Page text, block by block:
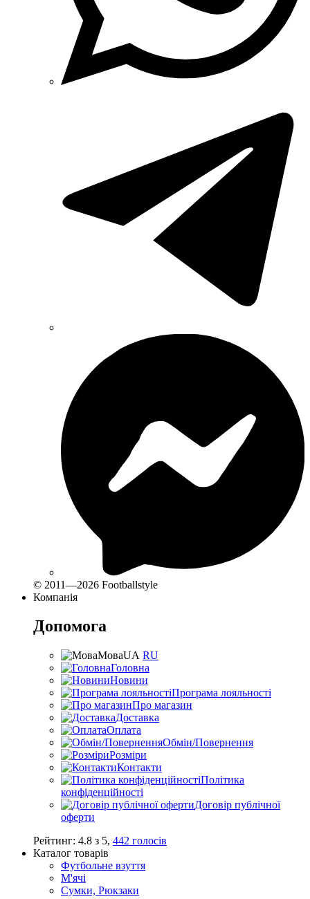
© 2011—2026 Footballstyle
Компанія
Допомога
МоваUA RU
Головна
Новини
Програма лояльності
Про магазин
Доставка
Оплата
Обмін/Повернення
Розміри
Контакти
Політика
конфіденційності
Договір публічної
оферти
Рейтинг: 4.8 з 5, 442 голосів
Каталог товарів
Футбольне взуття
М'ячі
Сумки, Рюкзаки